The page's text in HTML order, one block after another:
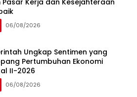
Pasar Kerja dan Kesejahteraan
06/08/2026
Ungkap Sentimen yang
Pertumbuhan Ekonomi
II-2026
06/08/2026